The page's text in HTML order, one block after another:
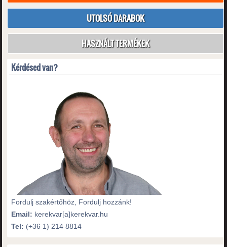
UTOLSÓ DARABOK
HASZNÁLT TERMÉKEK
Kérdésed van?
Fordulj szakértőhöz, Fordulj hozzánk!
Email: kerekvar[a]kerekvar.hu
Tel: (+36 1) 214 8814